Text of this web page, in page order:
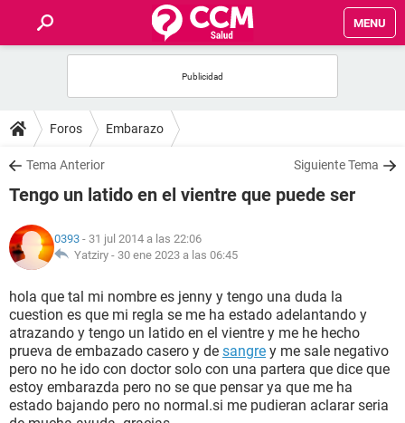
MENU
FOROS
SALUD
FAMILIA
NUTRICIÓN
BIENESTAR
SEXUALIDAD
GLOSARIO
Foros Embarazo
Tema Anterior Siguiente Tema
Tengo un latido en el vientre que puede ser
0393 - 31 jul 2014 a las 22:06
Yatziry - 30 ene 2023 a las 06:45
hola que tal mi nombre es jenny y tengo una duda la
cuestion es que mi regla se me ha estado adelantando y
atrazando y tengo un latido en el vientre y me he hecho
prueva de embazado casero y de sangre y me sale negativo
pero no he ido con doctor solo con una partera que dice que
estoy embarazda pero no se que pensar ya que me ha
estado bajando pero no normal.si me pudieran aclarar seria